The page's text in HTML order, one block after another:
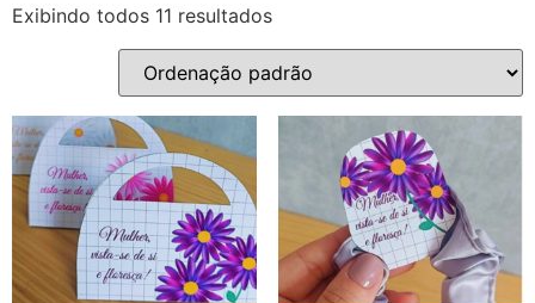
Exibindo todos 11 resultados